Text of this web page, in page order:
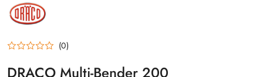
(0)
DRACO Multi-Bender 200